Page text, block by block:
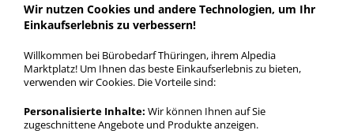
Schnellhefter gelb > Farbe
gelb
Schnellhefter gelb in bester Qualität zum günstigen Preis.
Funktion.
Wir nutzen Cookies und andere Technologien, um Ihr
Einkaufserlebnis zu verbessern!
Willkommen bei Bürobedarf Thüringen, ihrem Alpedia
Marktplatz! Um Ihnen das beste Einkaufserlebnis zu bieten,
verwenden wir Cookies. Die Vorteile sind:
Personalisierte Inhalte: Wir können Ihnen auf Sie
zugeschnittene Angebote und Produkte anzeigen.